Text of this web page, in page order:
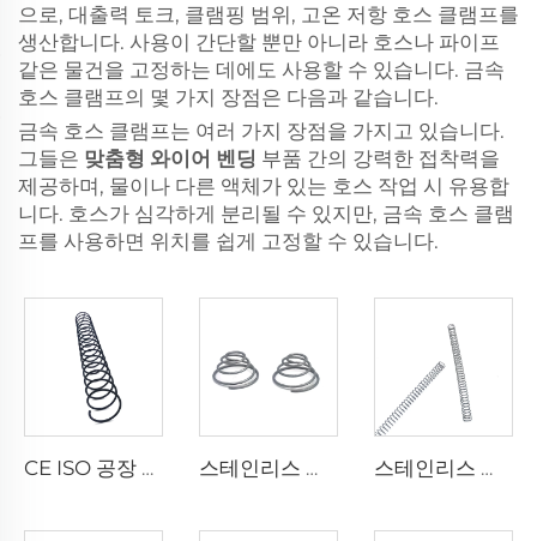
으로, 대출력 토크, 클램핑 범위, 고온 저항 호스 클램프를
생산합니다. 사용이 간단할 뿐만 아니라 호스나 파이프
같은 물건을 고정하는 데에도 사용할 수 있습니다. 금속
호스 클램프의 몇 가지 장점은 다음과 같습니다.
금속 호스 클램프는 여러 가지 장점을 가지고 있습니다.
그들은 맞춤형 와이어 벤딩 부품 간의 강력한 접착력을
제공하며, 물이나 다른 액체가 있는 호스 작업 시 유용합
니다. 호스가 심각하게 분리될 수 있지만, 금속 호스 클램
프를 사용하면 위치를 쉽게 고정할 수 있습니다.
CE ISO 공장 탄소강 스프링 코일 압축 스프링 스테인리스 스틸 원뿔형 타워 스프링 압축 스프링 대량 판매 스테인리스 스틸 맞춤 소형 코일 압축 스프링 대량 판매